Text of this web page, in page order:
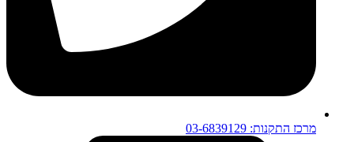
מרכז התקנות: 03-6839129